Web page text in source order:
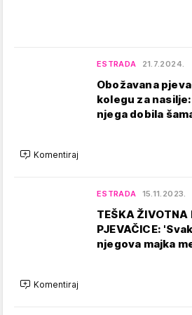
ESTRADA 21.7.2024.
Obožavana
kolegu za
njega dobila
Komentiraj
ESTRADA 15.11.2023.
TEŠKA ŽIVOTNA
PJEVAČICE:
njegova majka
Komentiraj